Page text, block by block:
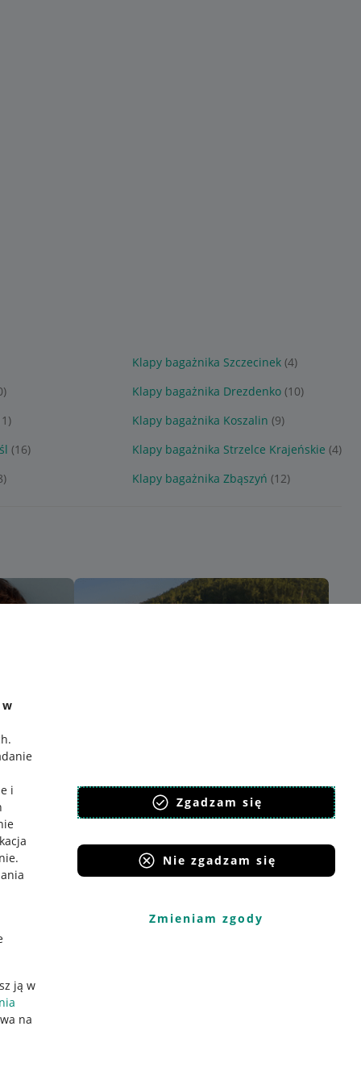
w
.
i
.
ją w
na
Zgadzam się
Nie zgadzam się
Zmieniam zgody
Klapy bagażnika Szczecinek (4)
Klapy bagażnika Drezdenko (10)
Klapy bagażnika Koszalin (9)
(16) Klapy bagażnika Strzelce Krajeńskie (4)
Klapy bagażnika Zbąszyń (12)